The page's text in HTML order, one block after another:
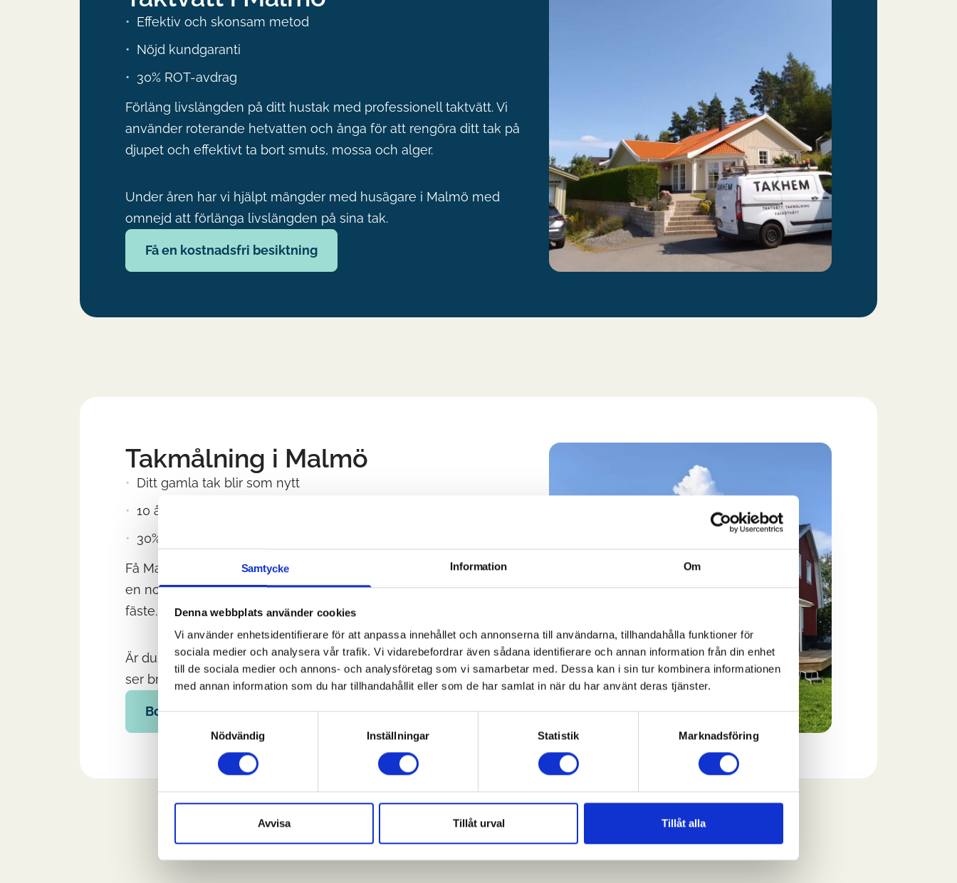
Samtycke Information Om
Denna webbplats använder cookies
Vi använder enhetsidentifierare för att anpassa innehållet och annonserna till användarna, tillhandahålla funktioner för
sociala medier och analysera vår trafik. Vi vidarebefordrar även sådana identifierare och annan information från din enhet
till de sociala medier och annons- och analysföretag som vi samarbetar med. Dessa kan i sin tur kombinera informationen
med annan information som du har tillhandahållit eller som de har samlat in när du har använt deras tjänster.
Samtyckesval
Nödvändig
Inställningar Statistik Marknadsföring
Avvisa Tillåt urval Tillåt alla
Effektiv och skonsam metod
Nöjd kundgaranti
30% ROT-avdrag
Förläng livslängden på ditt hustak med professionell taktvätt. Vi
använder roterande hetvatten och ånga för att rengöra ditt tak på
djupet och effektivt ta bort smuts, mossa och alger.
Under åren har vi hjälpt mängder med husägare i Malmö med
omnejd att förlänga livslängden på sina tak.
Få en kostnadsfri besiktning
Takmålning i Malmö
Ditt gamla tak blir som nytt
10 års garanti
30% ROT-avdrag
Få Malmös finaste hustak med takmålning från Takhem. Vi börjar med
en noggrann taktvätt som tar bort smuts, mossa och alger för bästa
fäste. Därefter målar vi med två lager färg som håller i minst 10 år.
Är du osäker påfärgval? Vi hjälper dig att hitta rätt nyans som både
ser bra ut och passar ditt hus.
Boka kostnadsfri besiktning